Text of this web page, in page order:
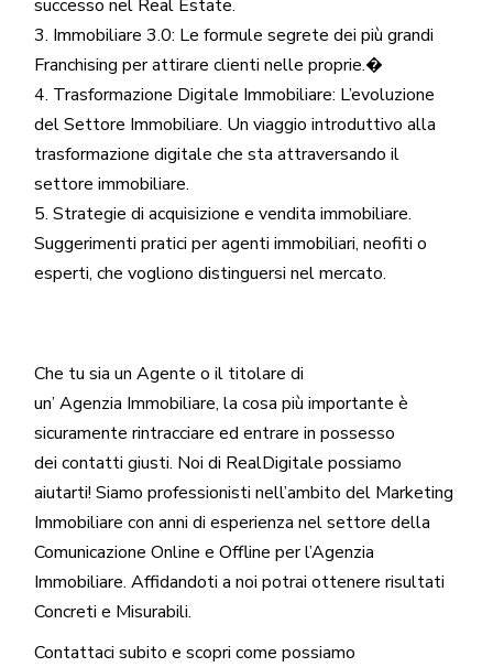
successo nel Real Estate.
Immobiliare 3.0: Le formule segrete dei più grandi
Franchising per attirare clienti nelle proprie.�
Trasformazione Digitale Immobiliare: L’evoluzione
del Settore Immobiliare. Un viaggio introduttivo alla
trasformazione digitale che sta attraversando il
settore immobiliare.
Strategie di acquisizione e vendita immobiliare.
Suggerimenti pratici per agenti immobiliari, neofiti o
esperti, che vogliono distinguersi nel mercato.
Che tu sia unAgente o il titolare di
un’Agenzia Immobiliare, la cosa più importante è
sicuramente rintracciare ed entrare in possesso
dei contatti giusti. Noi di RealDigitale possiamo
aiutarti! Siamo professionisti nell’ambito del Marketing
Immobiliare con anni di esperienza nel settore della
Comunicazione Online eOffline per l’Agenzia
Immobiliare. Affidandoti a noi potrai ottenere risultati
Concreti e Misurabili.
Contattaci subito e scopri come possiamo